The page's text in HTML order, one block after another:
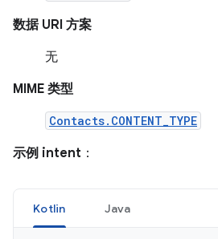
数据 URI 方案
无
MIME 类型
Contacts.CONTENT_TYPE
示例 intent ：
Kotlin Java